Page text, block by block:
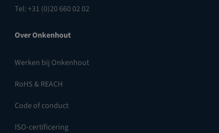
Tel: +31 (0)20 660 02 02
Over Onkenhout
Werken bij Onkenhout
RoHS & REACH
Code of conduct
ISO-certificering